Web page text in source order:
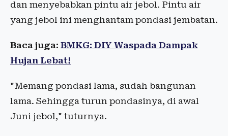
dan menyebabkan pintu air jebol. Pintu air
yang jebol ini menghantam pondasi jembatan.
Baca juga: BMKG: DIY Waspada Dampak
Hujan Lebat!
"Memang pondasi lama, sudah bangunan
lama. Sehingga turun pondasinya, di awal
Juni jebol," tuturnya.